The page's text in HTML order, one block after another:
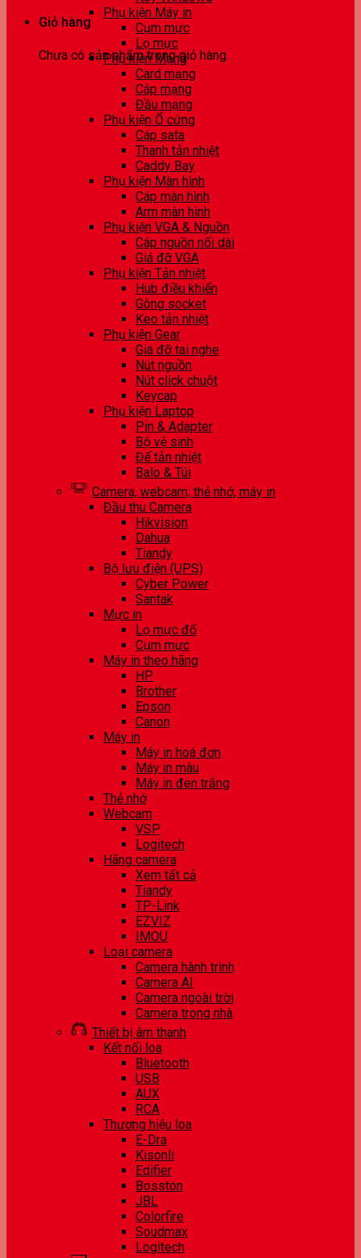
Giỏ hàng
Chưa có sản phẩm trong giỏ hàng.
Phụ kiện Máy in
Cụm mực
Lọ mực
Phụ kiện Mạng
Card mạng
Cáp mạng
Đầu mạng
Phụ kiện Ổ cứng
Cáp sata
Thanh tản nhiệt
Caddy Bay
Phụ kiện Màn hình
Cáp màn hình
Arm màn hình
Phụ kiện VGA & Nguồn
Cáp nguồn nối dài
Giá đỡ VGA
Phụ kiện Tản nhiệt
Hub điều khiển
Gông socket
Keo tản nhiệt
Phụ kiện Gear
Giá đỡ tai nghe
Nút nguồn
Nút click chuột
Keycap
Phụ kiện Laptop
Pin & Adapter
Bộ vệ sinh
Đế tản nhiệt
Balo & Túi
Camera, webcam, thẻ nhớ, máy in
Đầu thu Camera
Hikvision
Dahua
Tiandy
Bộ lưu điện (UPS)
Cyber Power
Santak
Mực in
Lọ mực đổ
Cụm mực
Máy in theo hãng
HP
Brother
Epson
Canon
Máy in
Máy in hoá đơn
Máy in màu
Máy in đen trắng
Thẻ nhớ
Webcam
VSP
Logitech
Hãng camera
Xem tất cả
Tiandy
TP-Link
EZVIZ
IMOU
Loại camera
Camera hành trình
Camera AI
Camera ngoài trời
Camera trong nhà
Thiết bị âm thanh
Kết nối loa
Bluetooth
USB
AUX
RCA
Thương hiệu loa
E-Dra
Kisonli
Edifier
Bosston
JBL
Colorfire
Soudmax
Logitech